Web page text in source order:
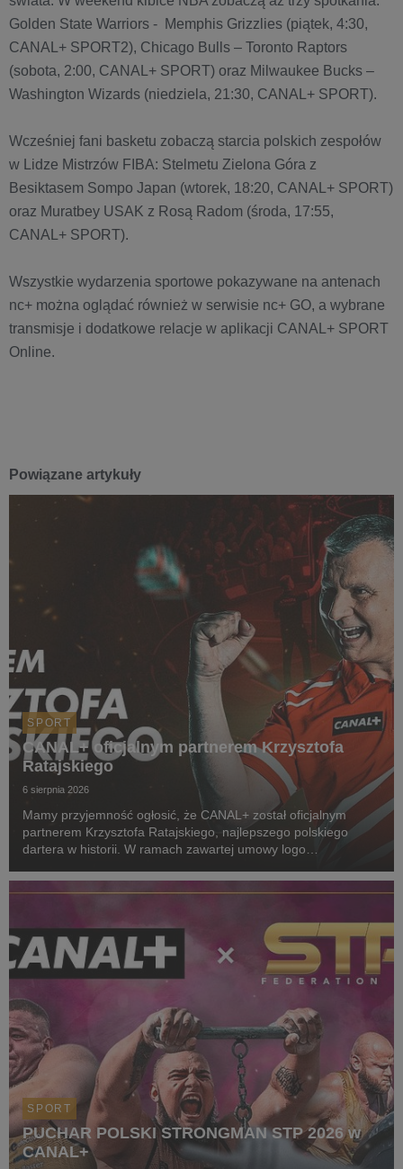
Golden State Warriors - Memphis Grizzlies (piątek, 4:30,
CANAL+ SPORT2), Chicago Bulls – Toronto Raptors
(sobota, 2:00, CANAL+ SPORT) oraz Milwaukee Bucks –
Washington Wizards (niedziela, 21:30, CANAL+ SPORT).
Wcześniej fani basketu zobaczą starcia polskich zespołów
w Lidze Mistrzów FIBA: Stelmetu Zielona Góra z
Besiktasem Sompo Japan (wtorek, 18:20, CANAL+ SPORT)
oraz Muratbey USAK z Rosą Radom (środa, 17:55,
CANAL+ SPORT).
Wszystkie wydarzenia sportowe pokazywane na antenach
nc+ można oglądać również w serwisie nc+ GO, a wybrane
transmisje i dodatkowe relacje w aplikacji CANAL+ SPORT
Online.
Powiązane artykuły
SPORT
CANAL+ oficjalnym partnerem Krzysztofa
Ratajskiego
6 sierpnia 2026
Mamy przyjemność ogłosić, że CANAL+ został oficjalnym
partnerem Krzysztofa Ratajskiego, najlepszego polskiego
dartera w historii. W ramach zawartej umowy logo
startowych naszego zawodnika podczas
SPORT
PUCHAR POLSKI STRONGMAN STP 2026 w
CANAL+